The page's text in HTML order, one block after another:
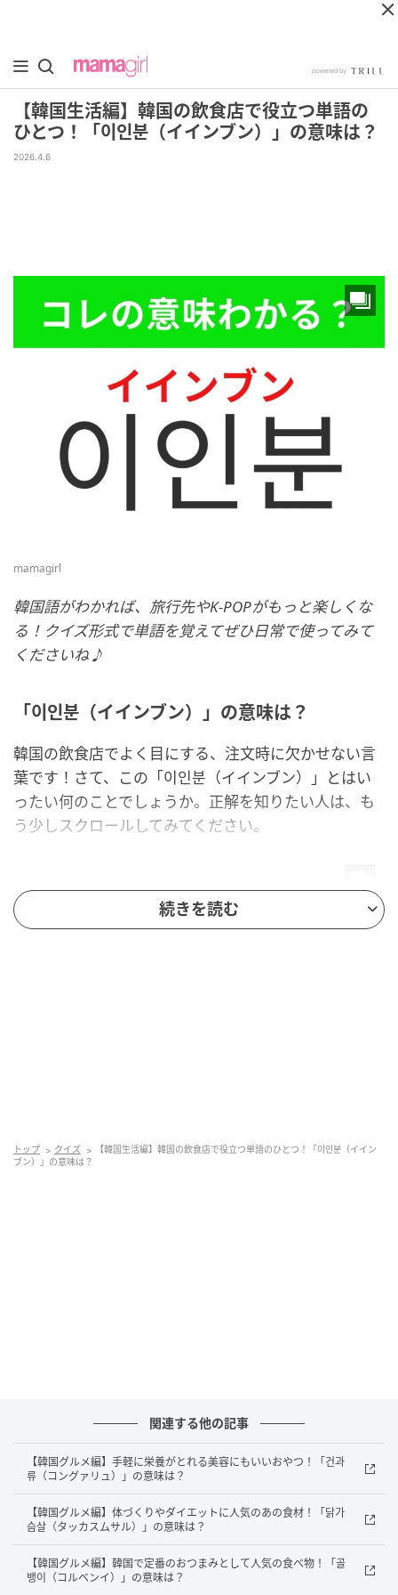
【韓国生活編】韓国の飲食店で役立つ単語の
ひとつ！「이인분（イインブン）」の意味は？
2026.4.6
mamagirl
韓国語がわかれば、旅行先やK-POPがもっと楽しくな
る！クイズ形式で単語を覚えてぜひ日常で使ってみて
くださいね♪
「이인분（イインブン）」の意味は？
韓国の飲食店でよく目にする、注文時に欠かせない言
葉です！さて、この「이인분（イインブン）」とはい
ったい何のことでしょうか。正解を知りたい人は、も
う少しスクロールしてみてください。
mamagirl
て食べるスタイルが主流で、「이인분（イインブ
ン）」を基準に注文することが一般的です。一方で一
人ごはん文化の広がりにより、「1人でも2人前を注文
できるお店」や「少量サイズを選べる店舗」も増えて
きています。韓国旅行でスムーズに注文するために
も、ぜひ覚えておきたい表現ですよ。
続きを読む
トップ クイズ
【韓国生活編】韓国の飲食店で役立つ単語のひとつ！「이인분（イイン
ブン）」の意味は？
関連する他の記事
【韓国グルメ編】手軽に栄養がとれる美容にもいいおやつ！「건과
류（コングァリュ）」の意味は？
【韓国グルメ編】体づくりやダイエットに人気のあの食材！「닭가
슴살（タッカスムサル）」の意味は？
【韓国グルメ編】韓国で定番のおつまみとして人気の食べ物！「골
뱅이（コルベンイ）」の意味は？